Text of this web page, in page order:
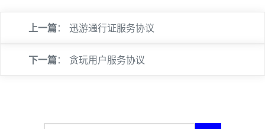
上一篇： 迅游通行证服务协议
下一篇： 贪玩用户服务协议